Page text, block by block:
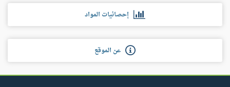
إحصائيات المواد
عن الموقع